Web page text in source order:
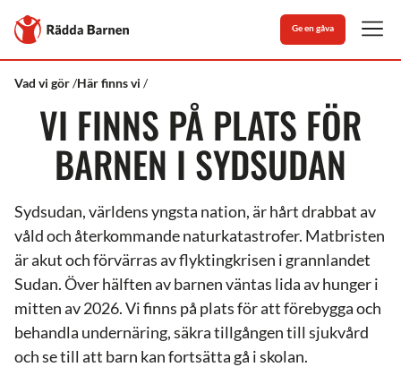
Till
Rädda
Barnens
Ge en gåva
Rädda
Vad vi gör Här finns vi
Sydsudan
VI FINNS PÅ PLATS FÖR
BARNEN I SYDSUDAN
Sydsudan, världens yngsta nation, är hårt drabbat av
våld och återkommande naturkatastrofer. Matbristen
är akut och förvärras av flyktingkrisen i grannlandet
Sudan. Över hälften av barnen väntas lida av hunger i
mitten av 2026. Vi finns på plats för att förebygga och
behandla undernäring, säkra tillgången till sjukvård
och se till att barn kan fortsätta gå i skolan.